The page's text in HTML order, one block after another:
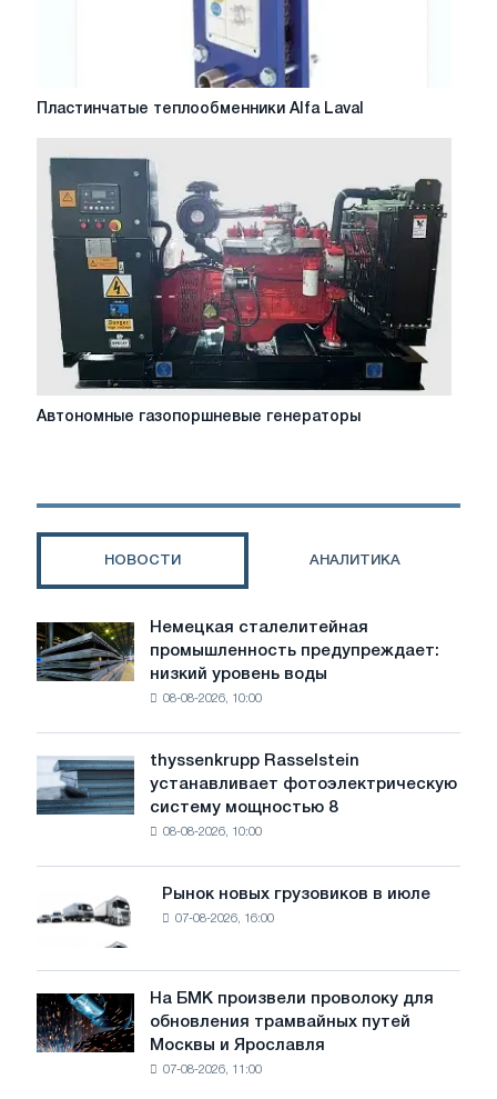
Пластинчатые
Laval
Пластинчатые теплообменники Alfa Laval
Автономные
Автономные газопоршневые генераторы
НОВОСТИ АНАЛИТИКА
Немецкая
сталелитейная
промышленность
предупреждает:
воды
угрожает
безопасности
Немецкая сталелитейная
промышленность предупреждает:
низкий уровень воды
08-08-2026, 10:00
thyssenkrupp
Rasselstein
устанавливает
фотоэлектрическую
достижения
целей
обезуглероживания
thyssenkrupp Rasselstein
устанавливает фотоэлектрическую
систему мощностью 8
08-08-2026, 10:00
Рынок
новых
грузовиков
в
июле
Рынок новых грузовиков в июле
07-08-2026, 16:00
На
БМК
произвели
На БМК произвели проволоку для
обновления трамвайных путей
Москвы и Ярославля
07-08-2026, 11:00